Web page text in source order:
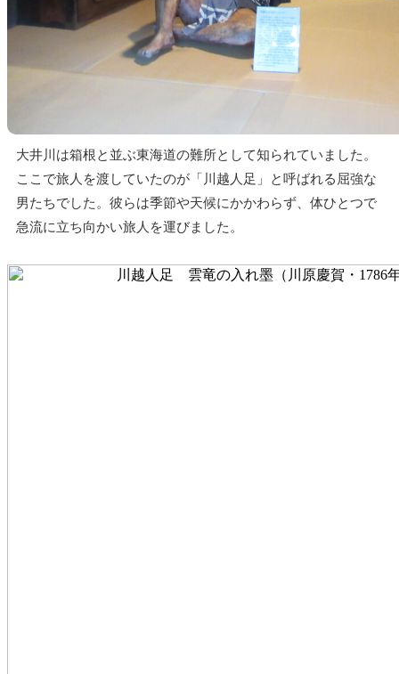
大井川は箱根と並ぶ東海道の難所として知られていました。
ここで旅人を渡していたのが「川越人足」と呼ばれる屈強な
男たちでした。彼らは季節や天候にかかわらず、体ひとつで
急流に立ち向かい旅人を運びました。